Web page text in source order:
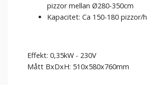
pizzor mellan Ø280-350cm
Kapacitet: Ca 150-180 pizzor/h
Effekt: 0,35kW - 230V
Mått BxDxH: 510x580x760mm